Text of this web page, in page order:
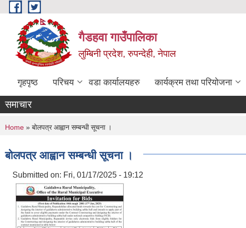
Skip to main content
गैडहवा गाउँपालिका
लुम्बिनी प्रदेश, रुपन्देही, नेपाल
गृहपृष्ठ परिचय वडा कार्यालयहरु कार्यक्रम तथा परियोजना
समाचार
You are here
Home » बोलपत्र आह्वान सम्बन्धी सूचना ।
बोलपत्र आह्वान सम्बन्धी सूचना ।
Submitted on: Fri, 01/17/2025 - 19:12